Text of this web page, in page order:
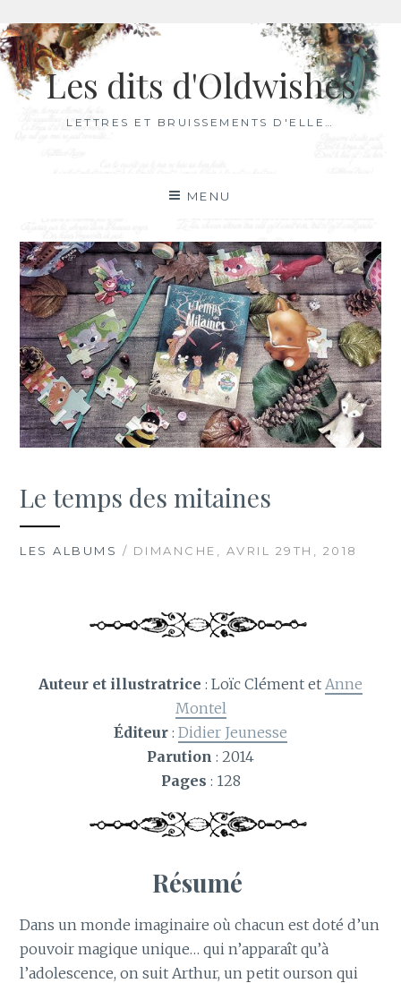
Aller
au
contenuLes dits d'Oldwishes
LETTRES ET BRUISSEMENTS D'ELLE…
MENU
Le temps des mitaines
LES ALBUMS / DIMANCHE, AVRIL 29TH, 2018
Auteur et illustratrice : Loïc Clément et Anne
Montel
Éditeur : Didier Jeunesse
Parution : 2014
Pages : 128
Résumé
Dans un monde imaginaire où chacun est doté d’un
pouvoir magique unique… qui n’apparaît qu’à
l’adolescence, on suit Arthur, un petit ourson qui